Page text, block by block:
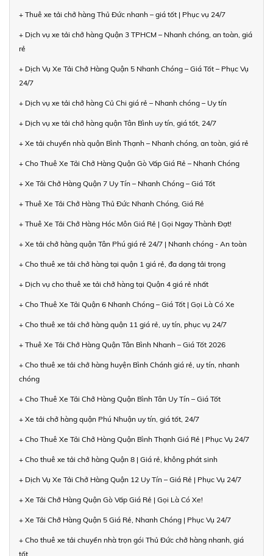
+ Thuê xe tải chở hàng Thủ Đức nhanh – giá tốt | Phục vụ 24/7
+ Dịch vụ xe tải chở hàng Quận 3 TPHCM – Nhanh chóng, an toàn, giá
rẻ
+ Dịch Vụ Xe Tải Chở Hàng Quận 5 Nhanh Chóng – Giá Tốt – Phục Vụ
24/7
+ Dịch vụ xe tải chở hàng Củ Chi giá rẻ – Nhanh chóng – Uy tín
+ Dịch vụ xe tải chở hàng quận Tân Bình uy tín, giá tốt, 24/7
+ Xe tải chuyển nhà quận Bình Thạnh – Nhanh chóng, an toàn, giá rẻ
+ Cho Thuê Xe Tải Chở Hàng Quận Gò Vấp Giá Rẻ – Nhanh Chóng
+ Xe Tải Chở Hàng Quận 7 Uy Tín – Nhanh Chóng – Giá Tốt
+ Thuê Xe Tải Chở Hàng Thủ Đức Nhanh Chóng, Giá Rẻ
+ Thuê Xe Tải Chở Hàng Hóc Môn Giá Rẻ | Gọi Ngay Thành Đạt!
+ Xe tải chở hàng quận Tân Phú giá rẻ 24/7 | Nhanh chóng - An toàn
+ Cho thuê xe tải chở hàng tại quận 1 giá rẻ, đa dạng tải trọng
+ Dịch vụ cho thuê xe tải chở hàng tại Quận 4 giá rẻ nhất
+ Cho Thuê Xe Tải Quận 6 Nhanh Chóng – Giá Tốt | Gọi Là Có Xe
+ Cho thuê xe tải chở hàng quận 11 giá rẻ, uy tín, phục vụ 24/7
+ Thuê Xe Tải Chở Hàng Quận Tân Bình Nhanh – Giá Tốt 2026
+ Cho thuê xe tải chở hàng huyện Bình Chánh giá rẻ, uy tín, nhanh
chóng
+ Cho Thuê Xe Tải Chở Hàng Quận Bình Tân Uy Tín – Giá Tốt
+ Xe tải chở hàng quận Phú Nhuận uy tín, giá tốt, 24/7
+ Cho Thuê Xe Tải Chở Hàng Quận Bình Thạnh Giá Rẻ | Phục Vụ 24/7
+ Cho thuê xe tải chở hàng Quận 8 | Giá rẻ, không phát sinh
+ Dịch Vụ Xe Tải Chở Hàng Quận 12 Uy Tín – Giá Rẻ | Phục Vụ 24/7
+ Xe Tải Chở Hàng Quận Gò Vấp Giá Rẻ | Gọi Là Có Xe!
+ Xe Tải Chở Hàng Quận 5 Giá Rẻ, Nhanh Chóng | Phục Vụ 24/7
+ Cho thuê xe tải chuyển nhà trọn gói Thủ Đức chở hàng nhanh, giá
tốt